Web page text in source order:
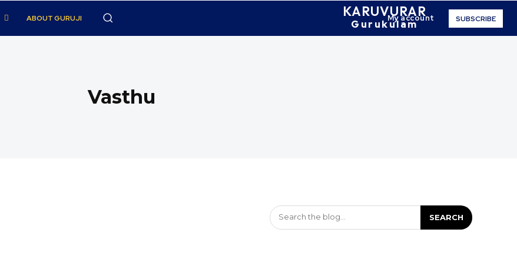
KARUVURAR
Gurukulam
ABOUT GURUJI My account SUBSCRIBE
Vasthu
Search the blog... SEARCH